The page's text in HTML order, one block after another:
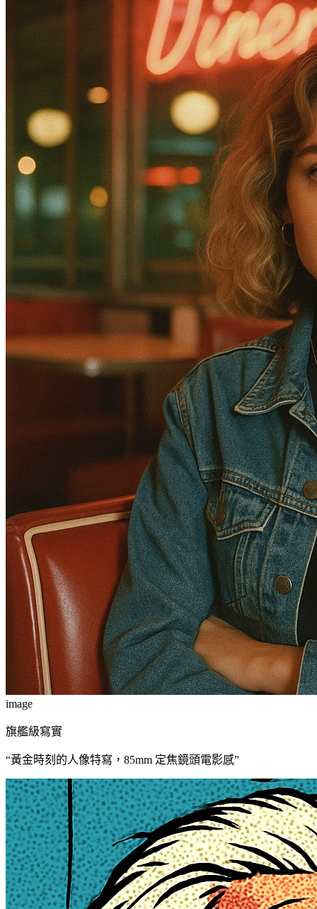
image
旗艦級寫實
“黃金時刻的人像特寫，85mm 定焦鏡頭電影感”